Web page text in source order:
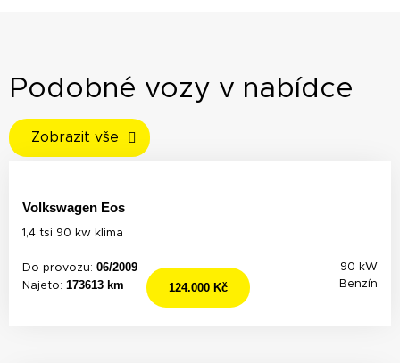
Podobné vozy v nabídce
Zobrazit vše
Volkswagen Eos
1,4 tsi 90 kw klima
Do provozu: 06/2009
Najeto: 173613 km
90 kW
Benzín
124.000 Kč